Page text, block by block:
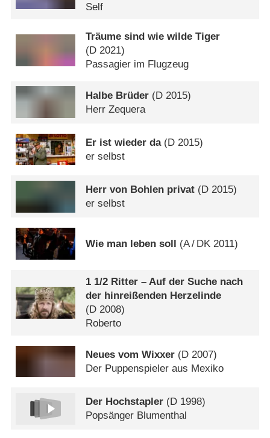
Self
Träume sind wie wilde Tiger
(D 2021)
Passagier im Flugzeug
Halbe Brüder (D 2015)
Herr Zequera
Er ist wieder da(D 2015)
er selbst
Herr von Bohlen privat (D 2015)
er selbst
Wie man leben soll (A/ DK 2011)
1 1/​2 Ritter – Auf der Suche nach
der hinreißenden Herzelinde
(D 2008)
Roberto
Neues vom Wixxer (D 2007)
Der Puppenspieler aus Mexiko
Der Hochstapler (D 1998)
Popsänger Blumenthal